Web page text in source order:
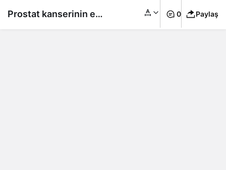
Prostat kanserinin en 0 Paylaş